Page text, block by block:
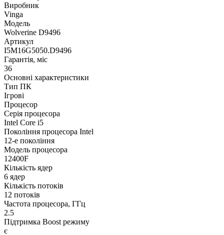
Виробник
Vinga
Модель
Wolverine D9496
Артикул
I5M16G5050.D9496
Гарантія, міс
36
Основні характеристики
Тип ПК
Ігрові
Процесор
Серія процесора
Intel Core i5
Покоління процесора Intel
12-е покоління
Модель процесора
12400F
Кількість ядер
6 ядер
Кількість потоків
12 потоків
Частота процесора, ГГц
2.5
Підтримка Boost режиму
є